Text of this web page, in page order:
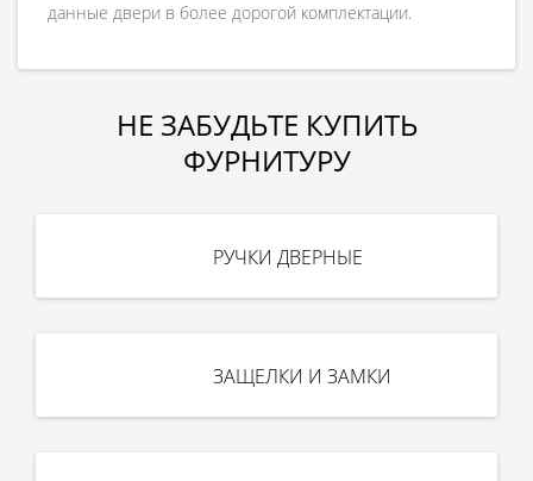
данные двери в более дорогой комплектации.
НЕ ЗАБУДЬТЕ КУПИТЬ
ФУРНИТУРУ
РУЧКИ ДВЕРНЫЕ
ЗАЩЕЛКИ И ЗАМКИ